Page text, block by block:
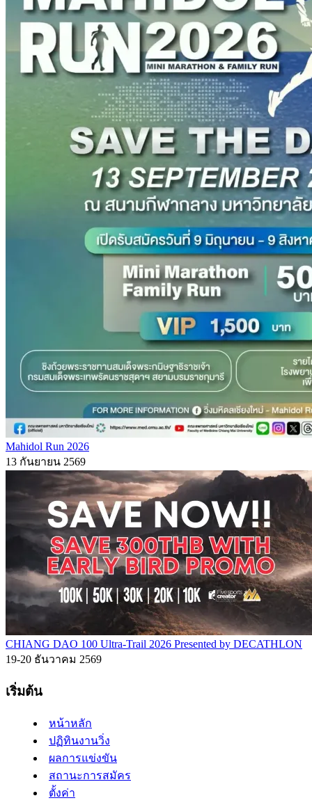
Mahidol Run 2026
13 กันยายน 2569
CHIANG DAO 100 Ultra-Trail 2026 Presented by DECATHLON
19-20 ธันวาคม 2569
เริ่มต้น
หน้าหลัก
ปฏิทินงานวิ่ง
ผลการแข่งขัน
สถานะการสมัคร
ตั้งค่า